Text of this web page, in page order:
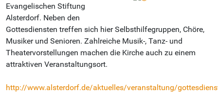
Evangelischen Stiftung
Alsterdorf. Neben den
Gottesdiensten treffen sich hier Selbsthilfegruppen, Chöre,
Musiker und Senioren. Zahlreiche Musik-, Tanz- und
Theatervorstellungen machen die Kirche auch zu einem
attraktiven Veranstaltungsort.
http://www.alsterdorf.de/aktuelles/veranstaltung/